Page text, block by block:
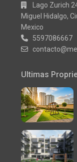
Lago Zurich
Miguel Hidalgo,
Mexico
5597086667
Ultimas